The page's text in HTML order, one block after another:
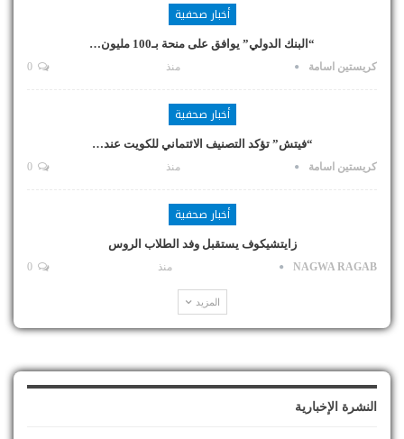
أخبار صحفية
“البنك الدولي” يوافق على منحة بـ100 مليون…
كريستين اسامة منذ
أخبار صحفية
“فيتش” تؤكد التصنيف الائتماني للكويت عند…
كريستين اسامة منذ
أخبار صحفية
زايتشيكوف يستقبل وفد الطلاب الروس
NAGWA RAGAB منذ
المزيد
النشرة الإخبارية